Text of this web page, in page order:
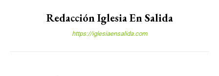
Redacción Iglesia En Salida
https://iglesiaensalida.com